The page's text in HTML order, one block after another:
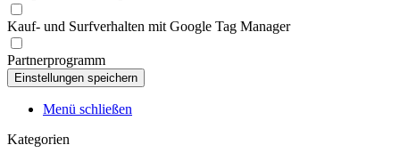
Kauf- und Surfverhalten mit Google Tag Manager
Partnerprogramm
Menü schließen
Kategorien